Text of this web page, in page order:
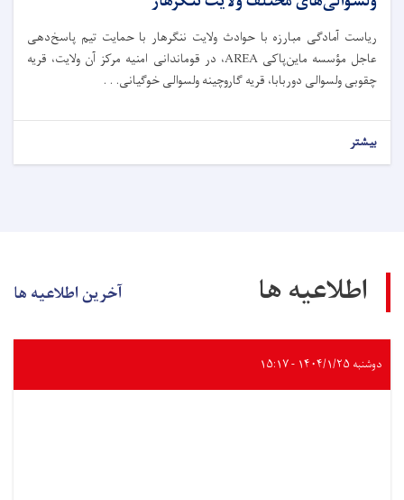
ریاست آمادگی مبارزه با حوادث ولایت ننگرهار با حمایت تیم پاسخ‌دهی
عاجل مؤسسه ماین‌پاکی AREA، در قوماندانی امنیه مرکز آن ولایت، قریه
چقو‌بی ولسوالی دوربابا، قریه گاروچینه ولسوالی خوگیانی. . .
بیشتر
اطلاعیه ها آخرین اطلاعیه ها
دوشنبه ۱۴۰۴/۱/۲۵ - ۱۵:۱۷